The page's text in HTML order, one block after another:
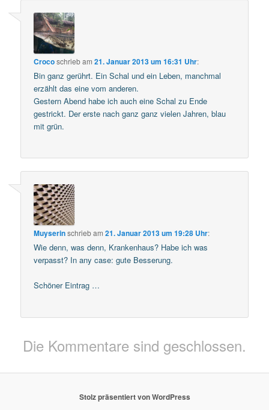
Crocoschriebam21. Januar 2013 um 16:31 Uhr:
Bin ganz gerührt. Ein Schal und ein Leben, manchmal
erzählt das eine vom anderen.
Gestern Abend habe ich auch eine Schal zu Ende
gestrickt. Der erste nach ganz ganz vielen Jahren, blau
mit grün.
Muyserinschriebam21. Januar 2013 um 19:28 Uhr:
Wie denn, was denn, Krankenhaus? Habe ich was
verpasst? In any case: gute Besserung.
Schöner Eintrag …
Die Kommentare sind geschlossen.
Stolz präsentiert von WordPress